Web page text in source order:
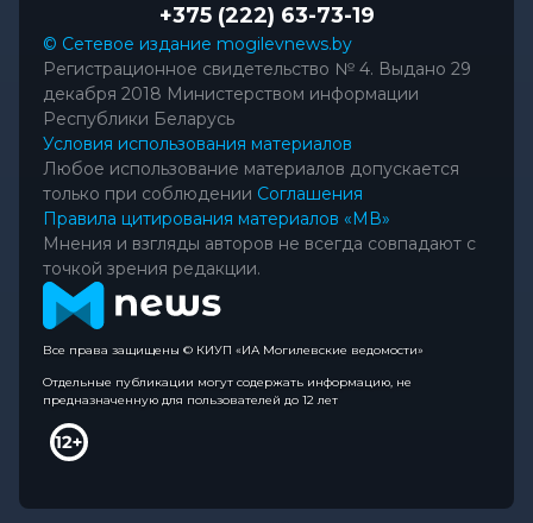
+375 (222) 63-73-19
© Сетевое издание mogilevnews.by
Регистрационное свидетельство № 4. Выдано 29
декабря 2018 Министерством информации
Республики Беларусь
Условия использования материалов
Любое использование материалов допускается
только при соблюдении Соглашения
Правила цитирования материалов «МВ»
Мнения и взгляды авторов не всегда совпадают с
точкой зрения редакции.
Все права защищены © КИУП «ИА Могилевские ведомости»
Отдельные публикации могут содержать информацию, не
предназначенную для пользователей до 12 лет